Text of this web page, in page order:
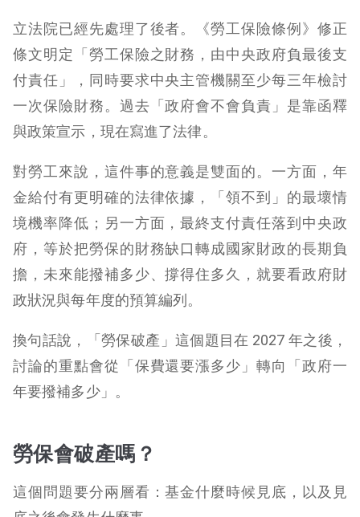
立法院已經先處理了後者。《勞工保險條例》修正
條文明定「勞工保險之財務，由中央政府負最後支
付責任」，同時要求中央主管機關至少每三年檢討
一次保險財務。過去「政府會不會負責」是靠函釋
與政策宣示，現在寫進了法律。
對勞工來說，這件事的意義是雙面的。一方面，年
金給付有更明確的法律依據，「領不到」的最壞情
境機率降低；另一方面，最終支付責任落到中央政
府，等於把勞保的財務缺口轉成國家財政的長期負
擔，未來能撥補多少、撐得住多久，就要看政府財
政狀況與每年度的預算編列。
換句話說，「勞保破產」這個題目在 2027 年之後，
討論的重點會從「保費還要漲多少」轉向「政府一
年要撥補多少」。
勞保會破產嗎？
這個問題要分兩層看：基金什麼時候見底，以及見